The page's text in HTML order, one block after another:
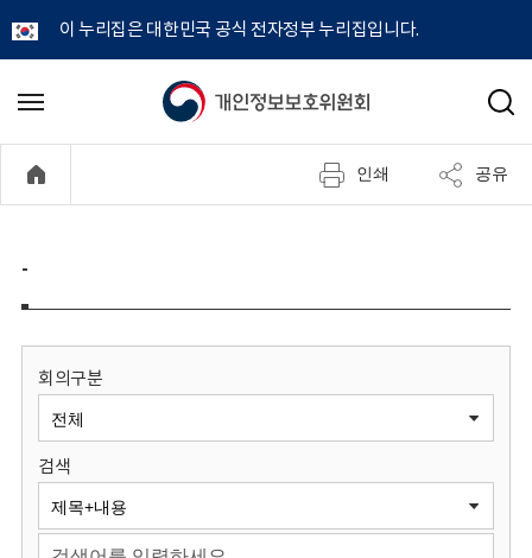
이 누리집은 대한민국 공식 전자정부 누리집입니다.
개
정
보
원
회
메
기
검
인쇄 공유
-
회의구분
검색